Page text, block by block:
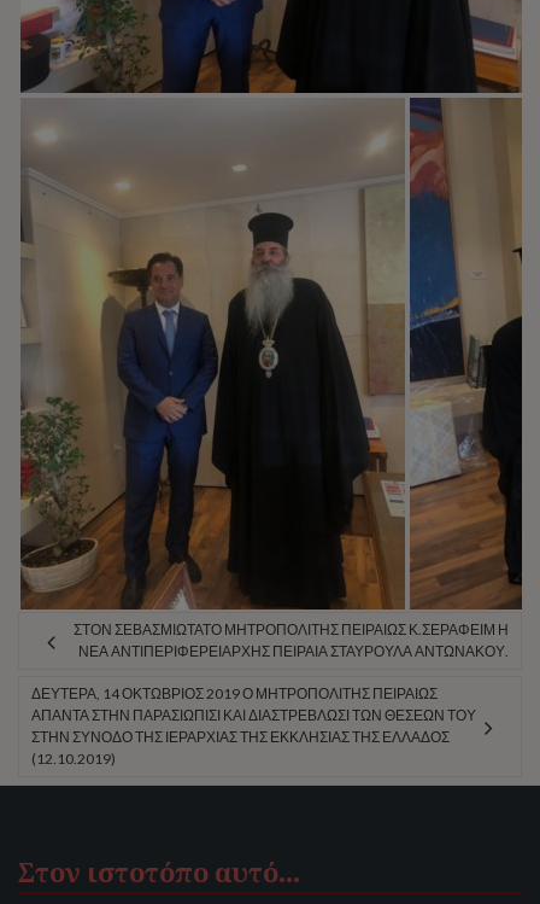
ΣΤΟΝ ΣΕΒΑΣΜΙΏΤΑΤΟ ΜΗΤΡΟΠΟΛΊΤΗΣ ΠΕΙΡΑΙΏΣ Κ.ΣΕΡΑΦΕΊΜ Η
ΝΈΑ ΑΝΤΙΠΕΡΙΦΕΡΕΙΆΡΧΗΣ ΠΕΙΡΑΙΆ ΣΤΑΥΡΟΎΛΑ ΑΝΤΩΝΆΚΟΥ.
ΔΕΥΤΈΡΑ, 14 ΟΚΤΏΒΡΙΟΣ 2019 Ὁ ΜΗΤΡΟΠΟΛΊΤΗΣ ΠΕΙΡΑΙΩ͂Σ
ἈΠΑΝΤΑ͂ ΣΤΉΝ ΠΑΡΑΣΙΏΠΙΣΙ ΚΑΊ ΔΙΑΣΤΡΈΒΛΩΣΙ ΤΩ͂Ν ΘΈΣΕΩΝ ΤΟΥ
ΣΤΉΝ ΣΎΝΟΔΟ ΤΗ͂Σ ἹΕΡΑΡΧΊΑΣ ΤΗ͂Σ ἘΚΚΛΗΣΊΑΣ ΤΗ͂Σ ἙΛΛΆΔΟΣ
(12.10.2019)
Στον ιστοτόπο αυτό…